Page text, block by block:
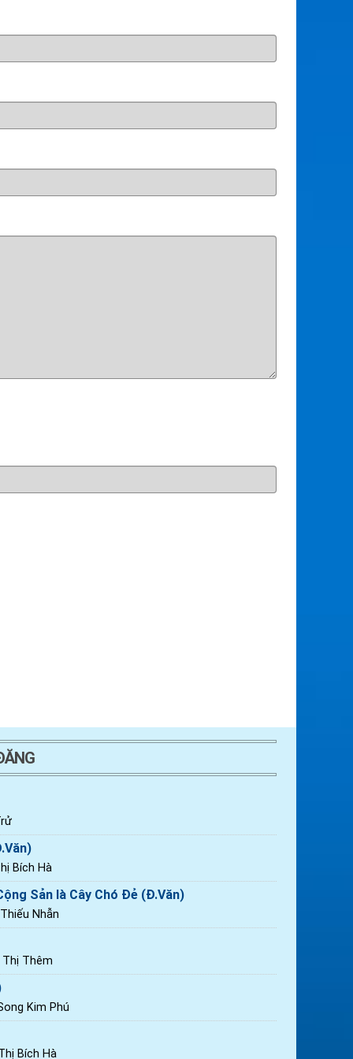
Bích Hà
Sản là Cây Chó Đẻ (Đ.Văn)
Nhẫn
Thị Thêm
Kim Phú
Bích Hà